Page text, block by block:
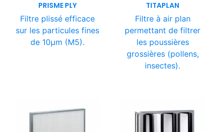
PRISME PLY
Filtre plissé efficace
sur les particules fines
de 10µm (M5).
TITAPLAN
Filtre à air plan
permettant de filtrer
les poussières
grossières (pollens,
insectes).